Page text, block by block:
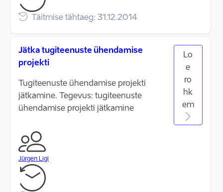
Täitmise tähtaeg: 31.12.2014
Jätka tugiteenuste ühendamise
projekti
Tugiteenuste ühendamise projekti
jätkamine. Tegevus: tugiteenuste
ühendamise projekti jätkamine
Jürgen Ligi
Lo
e
ro
hk
em